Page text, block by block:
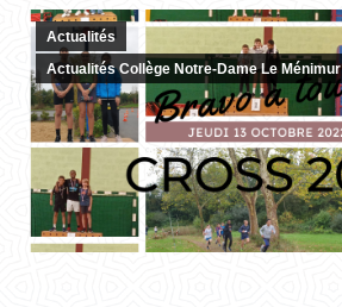
Actualités
Actualités Collège Notre-Dame Le Ménimur